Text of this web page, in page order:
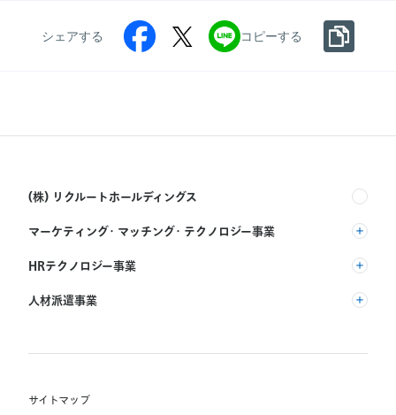
シェアする コピーする
(株) リクルートホールディングス
マーケティング・マッチング・テクノロジー事業
(株) リクルート
HRテクノロジー事業
(株) インディードリクルートパートナーズ
Indeed, Inc.
人材派遣事業
(株) スタッフサービス・ホールディングス
サイトマップ